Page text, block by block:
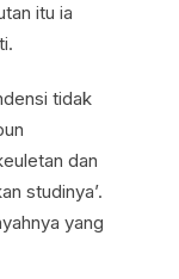
itu ia
tidak
dan
studinya’.
yang